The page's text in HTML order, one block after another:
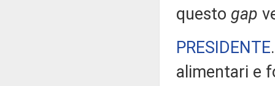
questo gap
PRESIDENTE
alimentari e